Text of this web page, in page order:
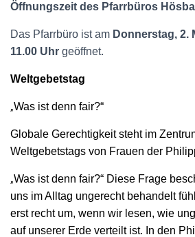
Öffnungszeit des Pfarrbüros
Das Pfarrbüro ist am Donnerstag, 2.
11.00 Uhr geöffnet.
Weltgebetstag
„Was ist denn fair?“
Globale Gerechtigkeit steht im
Weltgebetstags von Frauen der
„Was ist denn fair?“ Diese Frage
uns im Alltag ungerecht behandelt
erst recht um, wenn wir lesen, wie
auf unserer Erde verteilt ist. In den